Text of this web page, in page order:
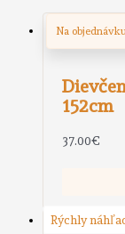
Na
152cm
37.00€
Rýchly